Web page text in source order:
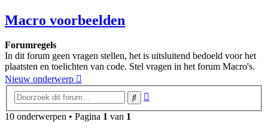
Macro voorbeelden
Forumregels
In dit forum geen vragen stellen, het is uitsluitend bedoeld voor het
plaatsten en toelichten van code. Stel vragen in het forum Macro's.
Nieuw onderwerp
Zoek
10 onderwerpen • Pagina 1 van 1